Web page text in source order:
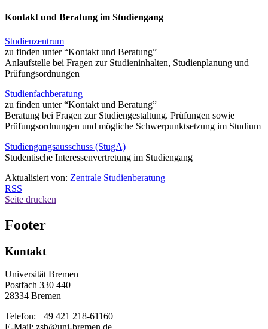
Kontakt und Beratung im Studiengang
Studienzentrum
zu finden unter “Kontakt und Beratung”
Anlaufstelle bei Fragen zur Studieninhalten, Studienplanung und
Prüfungsordnungen
Studienfachberatung
zu finden unter “Kontakt und Beratung”
Beratung bei Fragen zur Studiengestaltung. Prüfungen sowie
Prüfungsordnungen und mögliche Schwerpunktsetzung im Studium
Studiengangsausschuss (StugA)
Studentische Interessenvertretung im Studiengang
Aktualisiert von: Zentrale Studienberatung
RSS
Seite drucken
Footer
Kontakt
Universität Bremen
Postfach 330 440
28334 Bremen
Telefon: +49 421 218-61160